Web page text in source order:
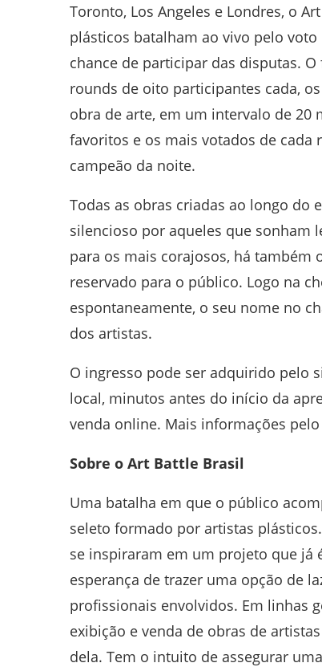
Toronto, Los Angeles e Londres, o
plásticos batalham ao vivo pelo
chance de participar das disputas.
rounds de oito participantes cada,
obra de arte, em um intervalo de
favoritos e os mais votados de
campeão da noite.
Todas as obras criadas ao longo do
silencioso por aqueles que sonham
para os mais corajosos, há
reservado para o público. Logo na
espontaneamente, o seu nome no
dos artistas.
O ingresso pode ser adquirido pelo
local, minutos antes do início da
venda online. Mais informações
Sobre o Art Battle Brasil
Uma batalha em que o público
seleto formado por artistas
se inspiraram em um projeto que já
esperança de trazer uma opção de
profissionais envolvidos. Em linhas
exibição e venda de obras de
dela. Tem o intuito de assegurar